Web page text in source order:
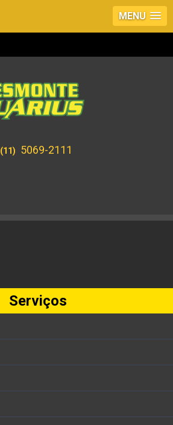
MENU
(11) 5069-2111
Serviços